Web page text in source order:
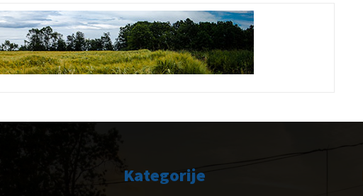
Kategorije